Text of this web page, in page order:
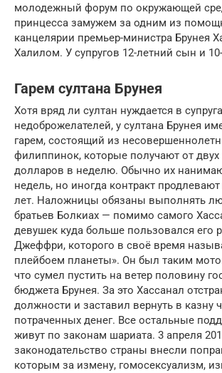
молодежный форум по окружающей
принцесса замужем за одним из
канцелярии премьер-министра Брунея
Халилом. У супругов 12-летний сын и
Гарем султана Брунея
Хотя вряд ли султан нуждается в
недоброжелателей, у султана Брунея
гарем, состоящий из
филиппинок, которые получают от двух
долларов в неделю. Обычно их
недель, но иногда контракт
лет. Наложницы обязаны выполнять
братьев Болкиах — помимо самого
девушек куда больше пользовался его
Джеффри, которого в своё время
плейбоем планеты». Он был таким
что сумел пустить на ветер половину
бюджета Брунея. За это Хассанал
должности и заставил вернуть в казну
потраченных денег. Все остальные
живут по законам шариата. 3 апреля
законодательство страны внесли
которым за измену, гомосексуализм,